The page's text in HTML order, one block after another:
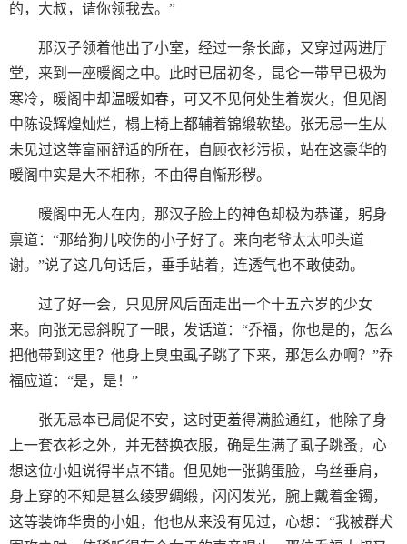
的，大叔，请你领我去。”
那汉子领着他出了小室，经过一条长廊，又穿过两进厅
堂，来到一座暖阁之中。此时已届初冬，昆仑一带早已极为
寒冷，暖阁中却温暖如春，可又不见何处生着炭火，但见阁
中陈设辉煌灿烂，榻上椅上都辅着锦缎软垫。张无忌一生从
未见过这等富丽舒适的所在，自顾衣衫污损，站在这豪华的
暖阁中实是大不相称，不由得自惭形秽。
暖阁中无人在内，那汉子脸上的神色却极为恭谨，躬身
禀道：“那给狗儿咬伤的小子好了。来向老爷太太叩头道
谢。”说了这几句话后，垂手站着，连透气也不敢使劲。
过了好一会，只见屏风后面走出一个十五六岁的少女
来。向张无忌斜睨了一眼，发话道：“乔福，你也是的，怎么
把他带到这里？他身上臭虫虱子跳了下来，那怎么办啊？”乔
福应道：“是，是！”
张无忌本已局促不安，这时更羞得满脸通红，他除了身
上一套衣衫之外，并无替换衣服，确是生满了虱子跳蚤，心
想这位小姐说得半点不错。但见她一张鹅蛋脸，乌丝垂肩，
身上穿的不知是甚么绫罗绸缎，闪闪发光，腕上戴着金镯，
这等装饰华贵的小姐，他也从来没有见过，心想：“我被群犬